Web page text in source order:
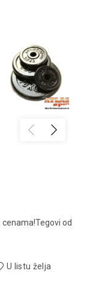
od
U listu želja